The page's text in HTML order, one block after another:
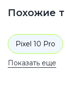
Похожие
Pixel 10 Pro
Показать еще